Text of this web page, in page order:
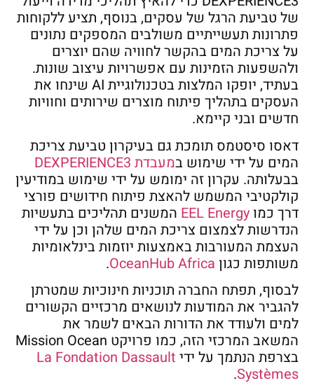
של טביעת הרגל של עסקים, בנוסף, תציע ללקוחות
פתרונות תעשייתיים משולבים המספקים נתונים
על צריכת המים בהקשר לחוויה שהם יוצרים
ולהשפעות הזמינות עם אפשרויות עיצוב שונות.
בעתיד, יופקו המלצות בטכנולוגיית AI שינחו את
העסקים בתהליך פיתוח מוצרים שירותים וחוויות
חדשים ובני קיימא.
דאסו סיסטמס תומכת גם בעיקרון טביעת צריכת
המים על ידי שימוש במעבדת DEXPERIENCE3
בבעלותה. עקרון זה ימומש על ידי שימוש במודיעין
קולקטיבי המשמש להאצת פיתוח חידושים פורצי
דרך כמו EEL Energy המשנים תהליכים בתעשיות
הנדרשות לצמצום צריכת המים שלהן וכן על ידי
העצמת המעורבות באמצעות יוזמות בינלאומיות
משותפות כגון OceanHub Africa
.
לבסוף, תפתח החברה תוכניות חינוכיות שמטרתן
להגביר את המודעות לנושאים מרכזיים הקשורים
למים ולעודד את הדורות הבאים לשמר את
המשאב המרכזי הזה, כמו פרויקט Mission Ocean
בצרפת הנתמך על ידי La Fondation Dassault
Systèmes
.